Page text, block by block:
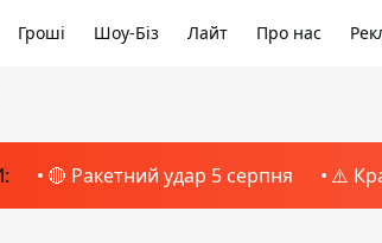
Гроші Шоу-Біз Лайт Про нас
🔴 Ракетний удар 5 серпня ⚠️